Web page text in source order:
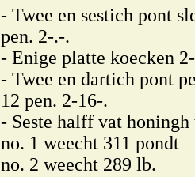
- Twee en sestich pont
pen. 2-.-.
- Enige platte koecken
- Twee en dartich pont
12 pen. 2-16-.
- Seste halff vat
no. 1 weecht 311 pondt
no. 2 weecht 289 lb.